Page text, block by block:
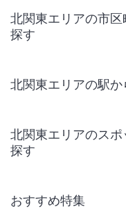
北関東エリアの市
探す
北関東エリアの駅
北関東エリアのス
探す
おすすめ特集